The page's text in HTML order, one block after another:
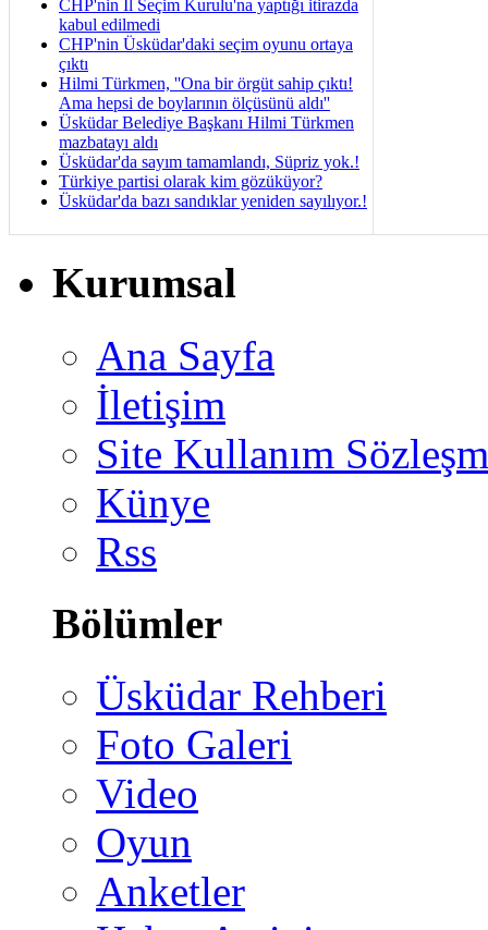
CHP'nin İl Seçim Kurulu'na yaptığı itirazda
kabul edilmedi
CHP'nin Üsküdar'daki seçim oyunu ortaya
çıktı
Hilmi Türkmen, ''Ona bir örgüt sahip çıktı!
Ama hepsi de boylarının ölçüsünü aldı''
Üsküdar Belediye Başkanı Hilmi Türkmen
mazbatayı aldı
Üsküdar'da sayım tamamlandı, Süpriz yok.!
Türkiye partisi olarak kim gözüküyor?
Üsküdar'da bazı sandıklar yeniden sayılıyor.!
Kurumsal
Ana Sayfa
İletişim
Site Kullanım
Künye
Rss
Bölümler
Üsküdar Rehberi
Foto Galeri
Video
Oyun
Anketler